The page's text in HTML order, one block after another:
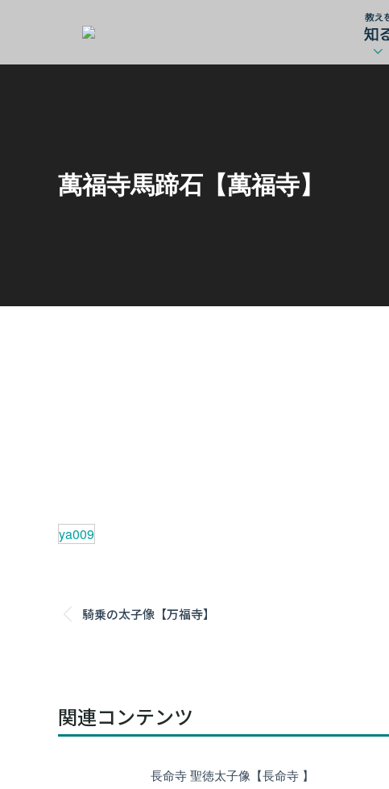
萬福寺馬蹄石【萬福寺】
ya009
Post
navigation
Previous
騎乗の太子像【万福寺】
関連コンテンツ
長命寺 聖徳太子像【長命寺 】